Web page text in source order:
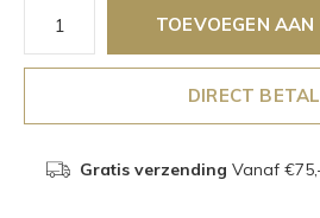
TOEVOEGEN
DIRECT
Gratis verzending Vanaf